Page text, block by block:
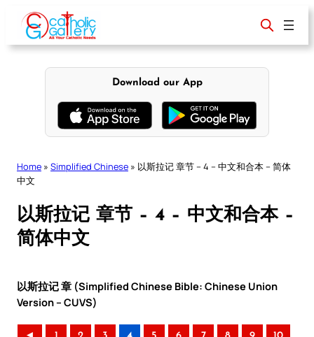
content
Download our App
Home » Simplified Chinese » 以斯拉记 章节 – 4 – 中文和合本 – 简体
中文
以斯拉记 章节 – 4 – 中文和合本 –
简体中文
以斯拉记 章 (Simplified Chinese Bible: Chinese Union
Version – CUVS)